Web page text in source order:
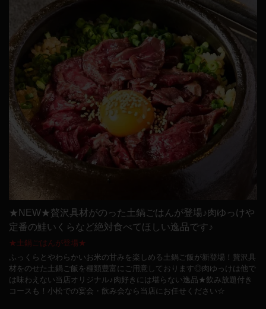
★NEW★贅沢具材がのった土鍋ごはんが登場♪肉ゆっけや
定番の鮭いくらなど絶対食べてほしい逸品です♪
★土鍋ごはんが登場★
ふっくらとやわらかいお米の甘みを楽しめる土鍋ご飯が新登場！贅沢具
材をのせた土鍋ご飯を種類豊富にご用意しております◎肉ゆっけは他で
は味わえない当店オリジナル♪肉好きには堪らない逸品★飲み放題付き
コースも！小松での宴会・飲み会なら当店にお任せください☆